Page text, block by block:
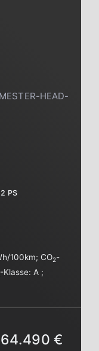
HEAD-
PS
100km;CO2-
-Klasse: A ;
64.490 €